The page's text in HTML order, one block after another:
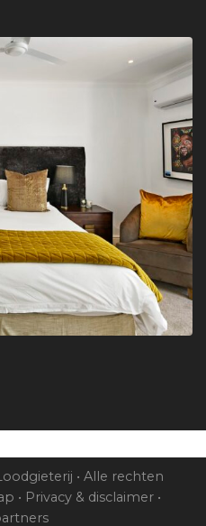
• Alle rechten
• Privacy & disclaimer •